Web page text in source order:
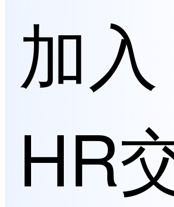
加入
HR